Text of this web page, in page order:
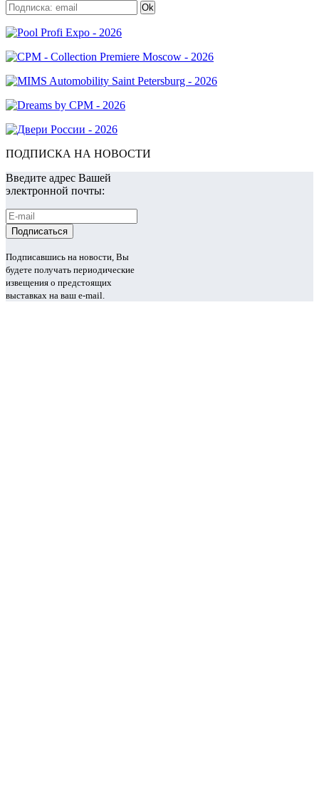
ПОДПИСКА НА НОВОСТИ
Введите адрес Вашей
электронной почты:
Подписавшись на новости, Вы
будете получать периодические
извещения о предстоящих
выставках на ваш e-mail.